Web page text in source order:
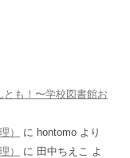
とも！〜学校図書館お
）
に hontomo より
）
に 田中ちえこ よ